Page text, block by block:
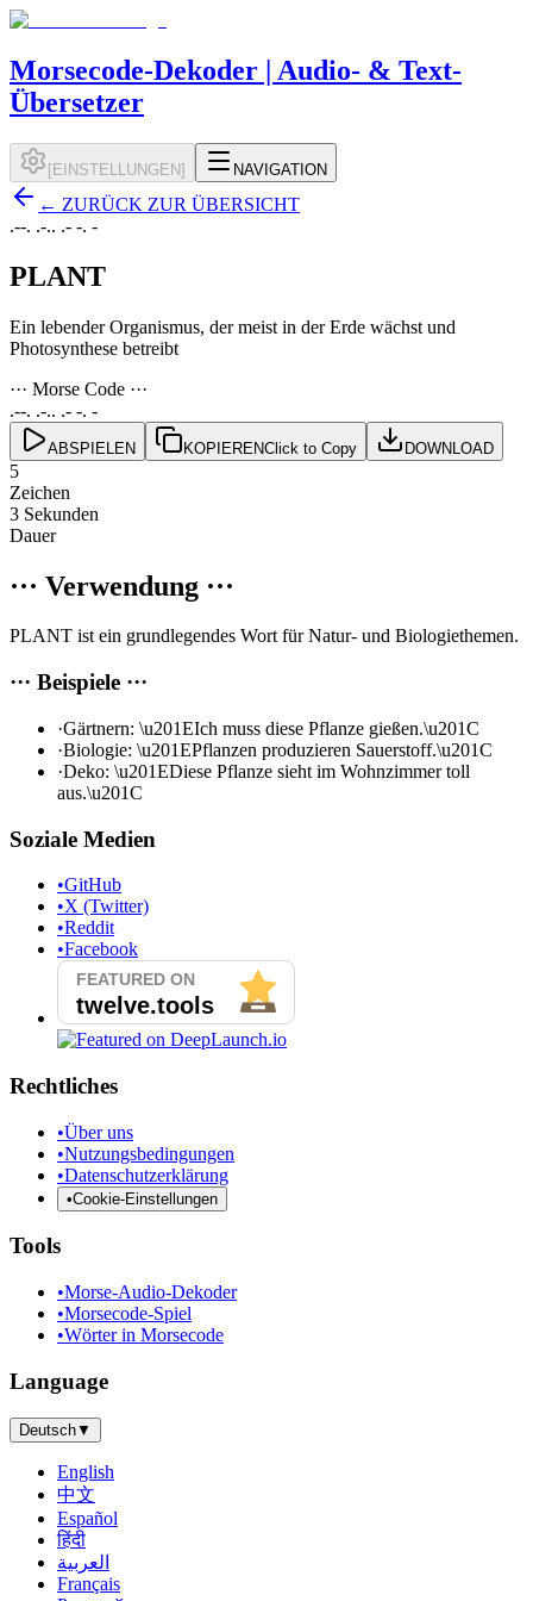
Morsecode-Dekoder | Audio- & Text-
Übersetzer
[EINSTELLUNGEN] NAVIGATION
← ZURÜCK ZUR ÜBERSICHT
.--. .-.. .- -. -
PLANT
Ein lebender Organismus, der meist in der Erde wächst und
Photosynthese betreibt
··· Morse Code ···
.--. .-.. .- -. -
ABSPIELEN KOPIERENClick to Copy DOWNLOAD
5
Zeichen
3 Sekunden
Dauer
··· Verwendung ···
PLANT ist ein grundlegendes Wort für Natur- und Biologiethemen.
··· Beispiele ···
·Gärtnern: \u201EIch muss diese Pflanze gießen.\u201C
·Biologie: \u201EPflanzen produzieren Sauerstoff.\u201C
·Deko: \u201EDiese Pflanze sieht im Wohnzimmer toll
aus.\u201C
Soziale Medien
•GitHub
•X (Twitter)
•Reddit
•Facebook
Rechtliches
•Über uns
•Nutzungsbedingungen
•Datenschutzerklärung
•Cookie-Einstellungen
Tools
•Morse-Audio-Dekoder
•Morsecode-Spiel
•Wörter in Morsecode
Language
Deutsch▼
English
中文
Español
हिंदी
العربية
Français